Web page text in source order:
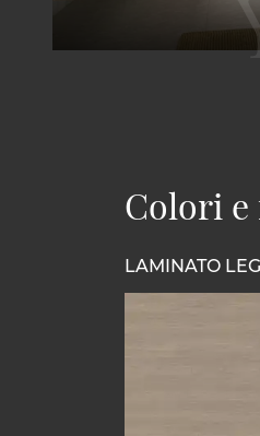
Colori
LAMINATO